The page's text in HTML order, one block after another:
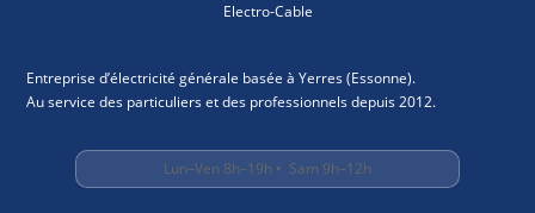
Electro-Cable
Entreprise d’électricité générale basée à Yerres (Essonne).
Au service des particuliers et des professionnels depuis 2012.
Lun–Ven 8h–19h • Sam 9h–12h